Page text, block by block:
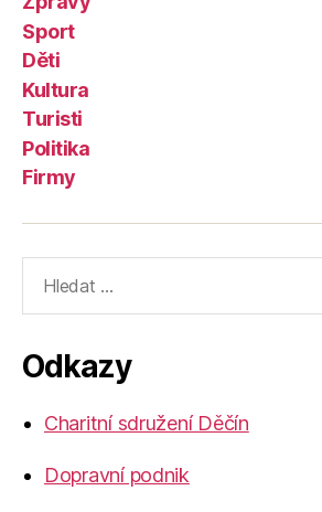
Sport
Děti
Kultura
Turisti
Politika
Firmy
vyhledávání:
Odkazy
Charitní sdružení Děčín
Dopravní podnik